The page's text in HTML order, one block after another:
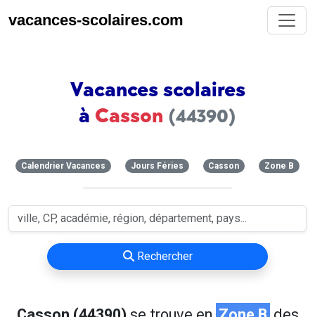
vacances-scolaires.com
Vacances scolaires
à Casson (44390)
Calendrier Vacances Jours Féries Casson Zone B
Rechercher